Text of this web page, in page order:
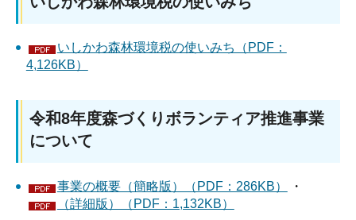
いしかわ森林環境税の使いみち（PDF：
4,126KB）
令和8年度森づくりボランティア推進事業
について
事業の概要（簡略版）（PDF：286KB）
・
（詳細版）（PDF：1,132KB）